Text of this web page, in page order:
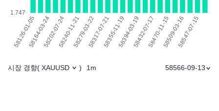
시장 경향( XAUUSD ) 1m 58566-09-13